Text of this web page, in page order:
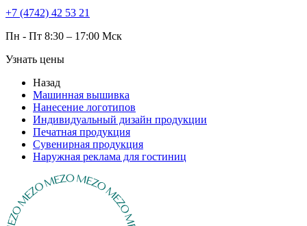
+7 (4742) 42 53 21
Пн - Пт 8:30 – 17:00 Мск
Узнать цены
Назад
Машинная вышивка
Нанесение логотипов
Индивидуальный дизайн продукции
Печатная продукция
Сувенирная продукция
Наружная реклама для гостиниц